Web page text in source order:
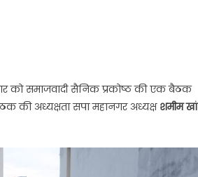
को समाजवादी सैनिक प्रकोष्ठ की एक बैठक
की अध्यक्षता सपा महानगर अध्यक्ष शमीम खां